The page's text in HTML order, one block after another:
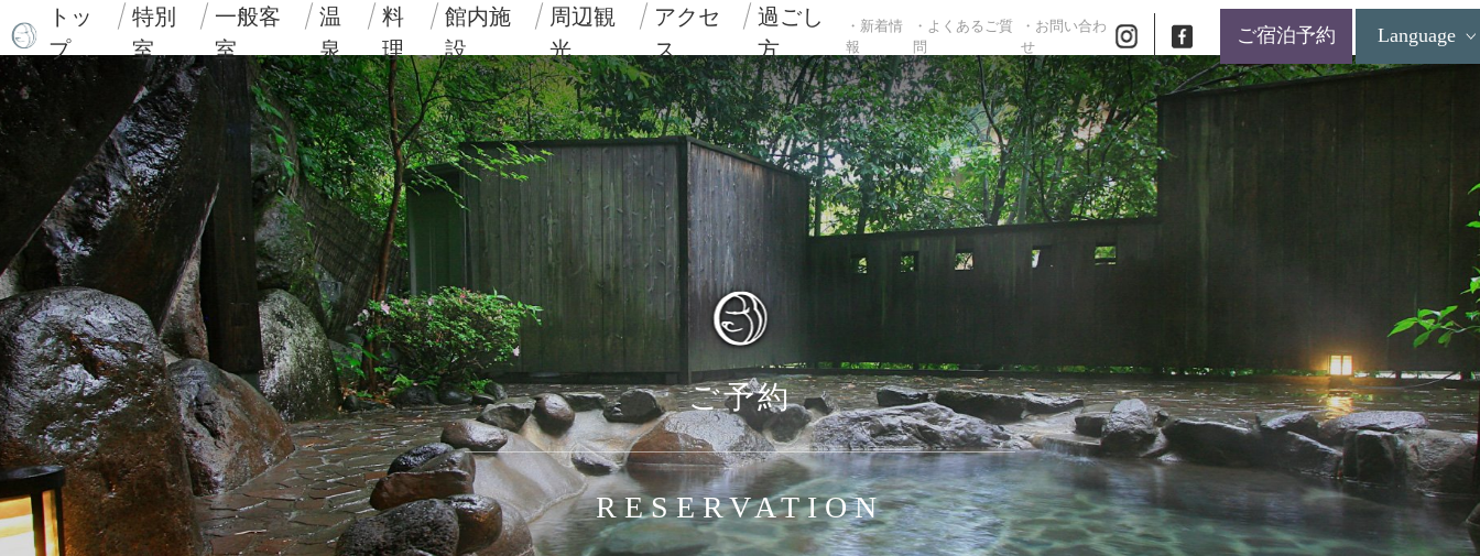
トッ
プ
特別
室
一般客
室
温
泉
料
理
館内施
設
周辺観
光
アクセ
ス
過ごし
方
・新着情
報
・よくあるご質
問
・お問い合わ
せ
ご宿泊予約 Language
ご予約
RESERVATION